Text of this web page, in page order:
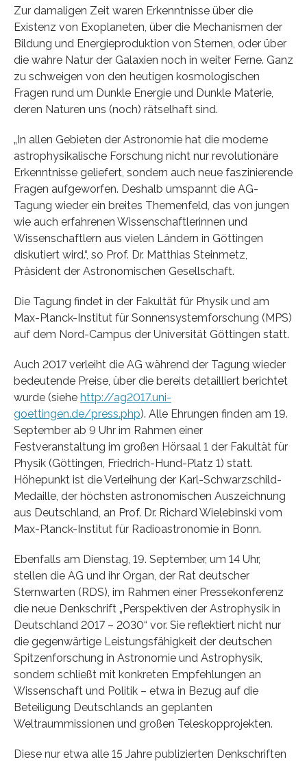
Zur damaligen Zeit waren Erkenntnisse über die
Existenz von Exoplaneten, über die Mechanismen der
Bildung und Energieproduktion von Sternen, oder über
die wahre Natur der Galaxien noch in weiter Ferne. Ganz
zu schweigen von den heutigen kosmologischen
Fragen rund um Dunkle Energie und Dunkle Materie,
deren Naturen uns (noch) rätselhaft sind.
„In allen Gebieten der Astronomie hat die moderne
astrophysikalische Forschung nicht nur revolutionäre
Erkenntnisse geliefert, sondern auch neue faszinierende
Fragen aufgeworfen. Deshalb umspannt die AG-
Tagung wieder ein breites Themenfeld, das von jungen
wie auch erfahrenen Wissenschaftlerinnen und
Wissenschaftlern aus vielen Ländern in Göttingen
diskutiert wird.“, so Prof. Dr. Matthias Steinmetz,
Präsident der Astronomischen Gesellschaft.
Die Tagung findet in der Fakultät für Physik und am
Max-Planck-Institut für Sonnensystemforschung (MPS)
auf dem Nord-Campus der Universität Göttingen statt.
Auch 2017 verleiht die AG während der Tagung wieder
bedeutende Preise, über die bereits detailliert berichtet
wurde (siehe http://ag2017.uni-
goettingen.de/press.php). Alle Ehrungen finden am 19.
September ab 9 Uhr im Rahmen einer
Festveranstaltung im großen Hörsaal 1 der Fakultät für
Physik (Göttingen, Friedrich-Hund-Platz 1) statt.
Höhepunkt ist die Verleihung der Karl-Schwarzschild-
Medaille, der höchsten astronomischen Auszeichnung
aus Deutschland, an Prof. Dr. Richard Wielebinski vom
Max-Planck-Institut für Radioastronomie in Bonn.
Ebenfalls am Dienstag, 19. September, um 14 Uhr,
stellen die AG und ihr Organ, der Rat deutscher
Sternwarten (RDS), im Rahmen einer Pressekonferenz
die neue Denkschrift „Perspektiven der Astrophysik in
Deutschland 2017 – 2030“ vor. Sie reflektiert nicht nur
die gegenwärtige Leistungsfähigkeit der deutschen
Spitzenforschung in Astronomie und Astrophysik,
sondern schließt mit konkreten Empfehlungen an
Wissenschaft und Politik – etwa in Bezug auf die
Beteiligung Deutschlands an geplanten
Weltraummissionen und großen Teleskopprojekten.
Diese nur etwa alle 15 Jahre publizierten Denkschriften